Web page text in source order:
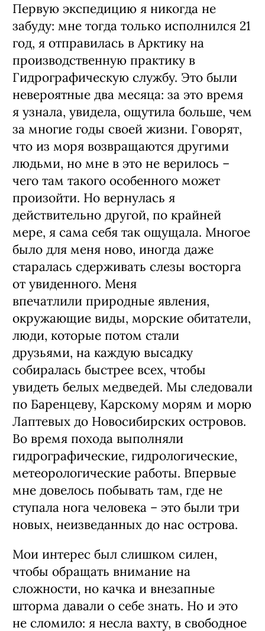
Первую экспедицию я никогда не
забуду: мне тогда только исполнился 21
год, я отправилась в Арктику на
производственную практику в
Гидрографическую службу. Это были
невероятные два месяца: за это время
я узнала, увидела, ощутила больше, чем
за многие годы своей жизни. Говорят,
что из моря возвращаются другими
людьми, но мне в это не верилось –
чего там такого особенного может
произойти. Но вернулась я
действительно другой, по крайней
мере, я сама себя так ощущала. Многое
было для меня ново, иногда даже
старалась сдерживать слезы восторга
от увиденного. Меня
впечатлили природные явления,
окружающие виды, морские обитатели,
люди, которые потом стали
друзьями, на каждую высадку
собиралась быстрее всех, чтобы
увидеть белых медведей. Мы следовали
по Баренцеву, Карскому морям и морю
Лаптевых до Новосибирских островов.
Во время похода выполняли
гидрографические, гидрологические,
метеорологические работы. Впервые
мне довелось побывать там, где не
ступала нога человека – это были три
новых, неизведанных до нас острова.
Мои интерес был слишком силен,
чтобы обращать внимание на
сложности, но качка и внезапные
шторма давали о себе знать. Но и это
не сломило: я несла вахту, в свободное